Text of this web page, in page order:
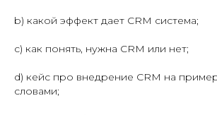
b) какой эффект дает CRM система;
c) как понять, нужна CRM или нет;
d) кейс про внедрение CRM на
словами;